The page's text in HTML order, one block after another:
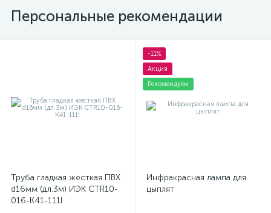
Персональные рекомендации
Труба гладкая жесткая ПВХ
d16мм (дл.3м) ИЭК CTR10-
016-K41-111I
-11%
Акция
Рекомендуем
Инфракрасная лампа для
цыплят